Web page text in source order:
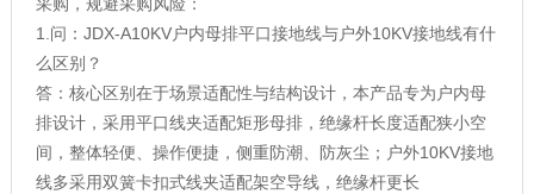
1.问：JDX-A10KV户内母排平口接地线与户外10KV接地线有什
么区别？
答：核心区别在于场景适配性与结构设计，本产品专为户内母
排设计，采用平口线夹适配矩形母排，绝缘杆长度适配狭小空
间，整体轻便、操作便捷，侧重防潮、防灰尘；户外10KV接地
线多采用双簧卡扣式线夹适配架空导线，绝缘杆更长